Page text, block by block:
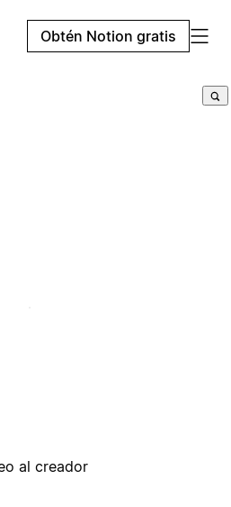
Obtén Notion gratis
al creador